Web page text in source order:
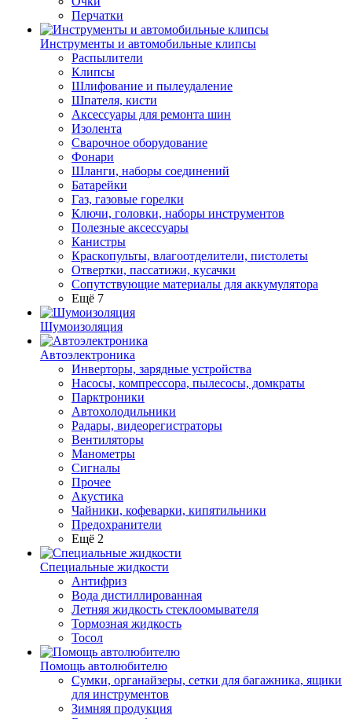
Перчатки
Инструменты и автомобильные клипсы
Распылители
Клипсы
Шлифование и пылеудаление
Шпателя, кисти
Аксессуары для ремонта шин
Изолента
Сварочное оборудование
Фонари
Шланги, наборы соединений
Батарейки
Газ, газовые горелки
Ключи, головки, наборы инструментов
Полезные аксессуары
Канистры
Краскопульты, влагоотделители, пистолеты
Отвертки, пассатижи, кусачки
Сопутствующие материалы для аккумулятора
Ещё 7
Шумоизоляция
Автоэлектроника
Инверторы, зарядные устройства
Насосы, компрессора, пылесосы, домкраты
Парктроники
Автохолодильники
Радары, видеорегистраторы
Вентиляторы
Манометры
Сигналы
Прочее
Акустика
Чайники, кофеварки, кипятильники
Предохранители
Ещё 2
Специальные жидкости
Антифриз
Вода дистиллированная
Летняя жидкость стеклоомывателя
Тормозная жидкость
Тосол
Помощь автолюбителю
Сумки, органайзеры, сетки для багажника, ящики
для инструментов
Зимняя продукция